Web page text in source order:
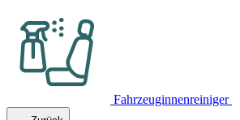
Fahrzeuginnenreiniger